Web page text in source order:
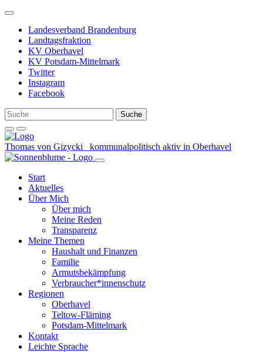
Weiter
Inhalt
Landesverband Brandenburg
Landtagsfraktion
KV Oberhavel
KV Potsdam-Mittelmark
Twitter
Instagram
Facebook
Thomas von Gizycki kommunalpolitisch aktiv in Oberhavel
Start
Aktuelles
Über Mich
Über mich
Meine Reden
Transparenz
Meine Themen
Haushalt und Finanzen
Familie
Armutsbekämpfung
Verbraucher*innenschutz
Regionen
Oberhavel
Teltow-Fläming
Potsdam-Mittelmark
Kontakt
Leichte Sprache